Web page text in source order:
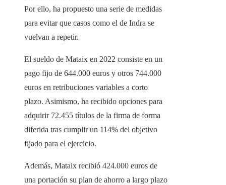
Por ello, ha propuesto una serie de medidas
para evitar que casos como el de Indra se
vuelvan a repetir.
El sueldo de Mataix en 2022 consiste en un
pago fijo de 644.000 euros y otros 744.000
euros en retribuciones variables a corto
plazo. Asimismo, ha recibido opciones para
adquirir 72.455 títulos de la firma de forma
diferida tras cumplir un 114% del objetivo
fijado para el ejercicio.
Además, Mataix recibió 424.000 euros de
una portación su plan de ahorro a largo plazo